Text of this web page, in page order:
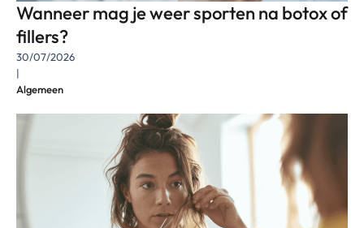
Wanneer mag je weer sporten na botox of
fillers?
30/07/2026
|
Algemeen